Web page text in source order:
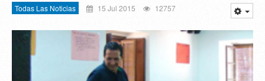
Todas Las Noticias 15 Jul 2015 12757